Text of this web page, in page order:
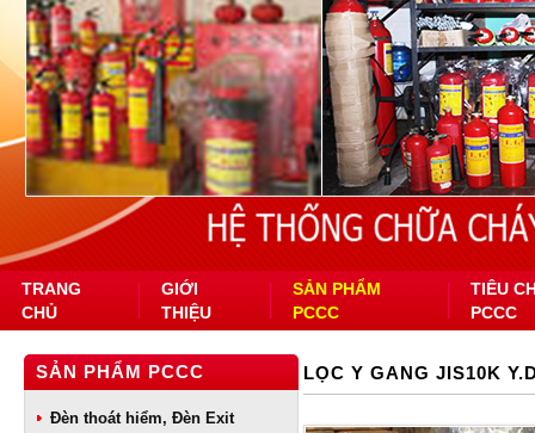
TRANG
CHỦ
GIỚI
THIỆU
SẢN PHẨM
PCCC
TIÊU
PCCC
SẢN PHẨM PCCC
Đèn thoát hiểm, Đèn Exit
LỌC Y GANG JIS10K